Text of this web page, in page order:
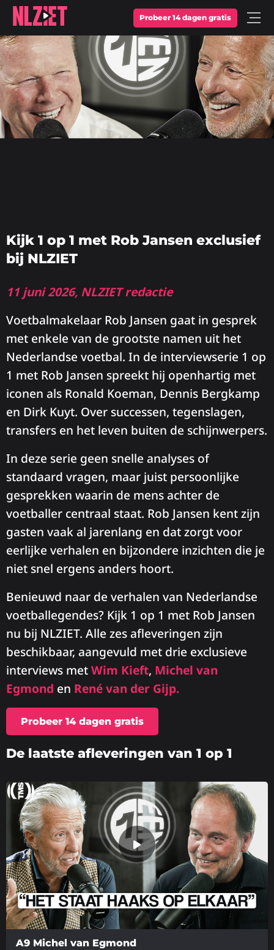
Probeer 14 dagen gratis Open
Kijk 1 op 1 met Rob Jansen exclusief
bij NLZIET
11 juni 2026, NLZIET redactie
Voetbalmakelaar Rob Jansen gaat in gesprek
met enkele van de grootste namen uit het
Nederlandse voetbal. In de interviewserie 1 op
1 met Rob Jansen spreekt hij openhartig met
iconen als Ronald Koeman, Dennis Bergkamp
en Dirk Kuyt. Over successen, tegenslagen,
transfers en het leven buiten de schijnwerpers.
In deze serie geen snelle analyses of
standaard vragen, maar juist persoonlijke
gesprekken waarin de mens achter de
voetballer centraal staat. Rob Jansen kent zijn
gasten vaak al jarenlang en dat zorgt voor
eerlijke verhalen en bijzondere inzichten die je
niet snel ergens anders hoort.
Benieuwd naar de verhalen van Nederlandse
voetballegendes? Kijk 1 op 1 met Rob Jansen
nu bij NLZIET. Alle zes afleveringen zijn
beschikbaar, aangevuld met drie exclusieve
interviews metWim Kieft, Michel van
Egmond en René van der Gijp.
Probeer 14 dagen gratis
De laatste afleveringen van 1 op 1
A9 Michel van Egmond